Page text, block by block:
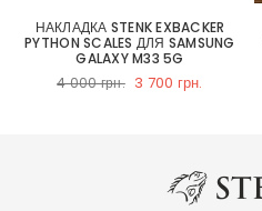
НАКЛАДКА STENK EXBACKER
PYTHON SCALES ДЛЯ SAMSUNG
GALAXY M33 5G
4 000 грн. 3 700 грн.